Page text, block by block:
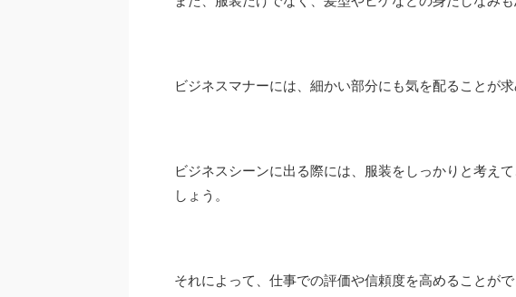
ビジネスマナーには、細かい部分にも気を配ることが求
ビジネスシーンに出る際には、服装をしっかりと考え
しょう。
それによって、仕事での評価や信頼度を高めることがで